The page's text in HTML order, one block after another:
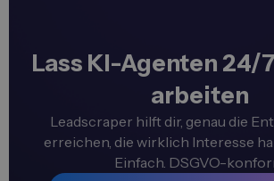
Lass KI-Agenten 24/
arbeiten
Leadscraper hilft dir, genau die
erreichen, die wirklich Interesse
Einfach. DSGVO-